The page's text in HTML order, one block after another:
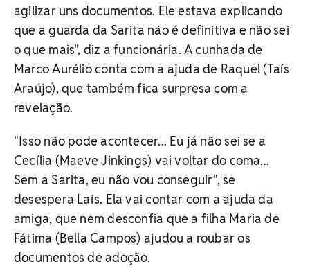
agilizar uns documentos. Ele estava explicando
que a guarda da Sarita não é definitiva e não sei
o que mais", diz a funcionária. A cunhada de
Marco Aurélio conta com a ajuda de Raquel (Taís
Araújo), que também fica surpresa com a
revelação.
"Isso não pode acontecer... Eu já não sei se a
Cecília (Maeve Jinkings) vai voltar do coma...
Sem a Sarita, eu não vou conseguir", se
desespera Laís. Ela vai contar com a ajuda da
amiga, que nem desconfia que a filha Maria de
Fátima (Bella Campos) ajudou a roubar os
documentos de adoção.